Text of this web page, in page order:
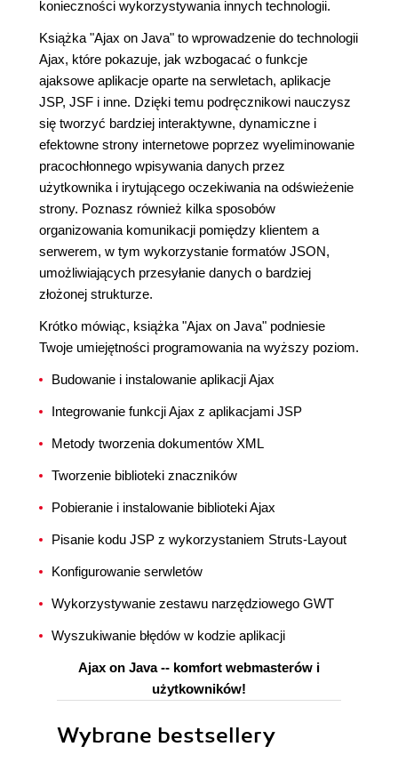
konieczności wykorzystywania innych technologii.
Książka "Ajax on Java" to wprowadzenie do technologii
Ajax, które pokazuje, jak wzbogacać o funkcje
ajaksowe aplikacje oparte na serwletach, aplikacje
JSP, JSF i inne. Dzięki temu podręcznikowi nauczysz
się tworzyć bardziej interaktywne, dynamiczne i
efektowne strony internetowe poprzez wyeliminowanie
pracochłonnego wpisywania danych przez
użytkownika i irytującego oczekiwania na odświeżenie
strony. Poznasz również kilka sposobów
organizowania komunikacji pomiędzy klientem a
serwerem, w tym wykorzystanie formatów JSON,
umożliwiających przesyłanie danych o bardziej
złożonej strukturze.
Krótko mówiąc, książka "Ajax on Java" podniesie
Twoje umiejętności programowania na wyższy poziom.
Budowanie i instalowanie aplikacji Ajax
Integrowanie funkcji Ajax z aplikacjami JSP
Metody tworzenia dokumentów XML
Tworzenie biblioteki znaczników
Pobieranie i instalowanie biblioteki Ajax
Pisanie kodu JSP z wykorzystaniem Struts-Layout
Konfigurowanie serwletów
Wykorzystywanie zestawu narzędziowego GWT
Wyszukiwanie błędów w kodzie aplikacji
Ajax on Java -- komfort webmasterów i
użytkowników!
Wybrane bestsellery